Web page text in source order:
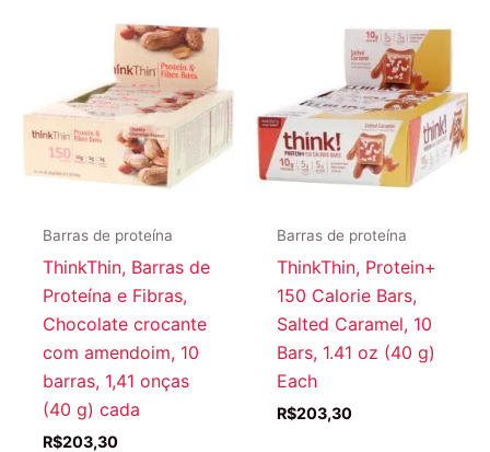
Barras de proteína
ThinkThin, Barras de
Proteína e Fibras,
Chocolate crocante
com amendoim, 10
barras, 1,41 onças
(40 g) cada
R$203,30
Barras de proteína
ThinkThin, Protein+
150 Calorie Bars,
Salted Caramel, 10
Bars, 1.41 oz (40 g)
Each
R$203,30